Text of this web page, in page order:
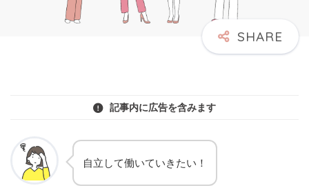
記事内に広告を含みます
自立して働いていきたい！